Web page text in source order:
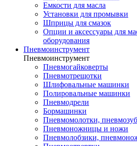
Емкости для масла
Установки для промывки
Шприцы для смазок
Опции и аксессуары для
оборудования
Пневмоинструмент
Пневмоинструмент
Пневмогайковерты
Пневмотрещотки
Шлифовальные машинки
Полировальные машинки
Пневмодрели
Бормашинки
Пневмомолотки,
Пневмоножницы и ножи
Пневмолобзики,